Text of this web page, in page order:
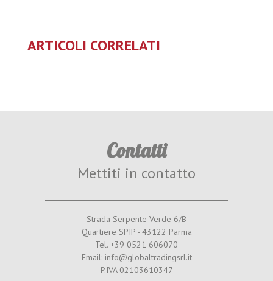
ARTICOLI CORRELATI
Contatti
Mettiti in contatto
Strada Serpente Verde 6/B
Quartiere SPIP - 43122 Parma
Tel. +39 0521 606070
Email: info@globaltradingsrl.it
P.IVA 02103610347